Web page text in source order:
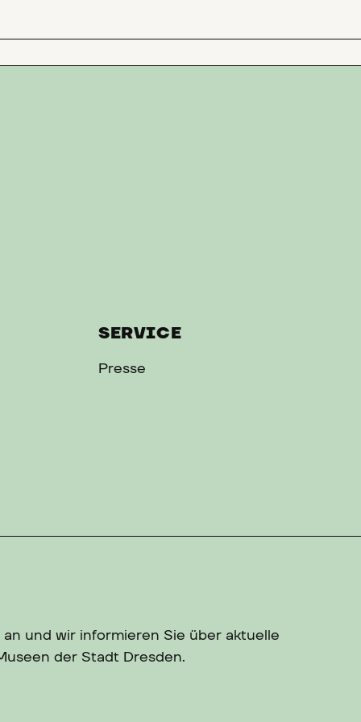
SERVICE
Presse
und wir informieren Sie über aktuelle
der Stadt Dresden.